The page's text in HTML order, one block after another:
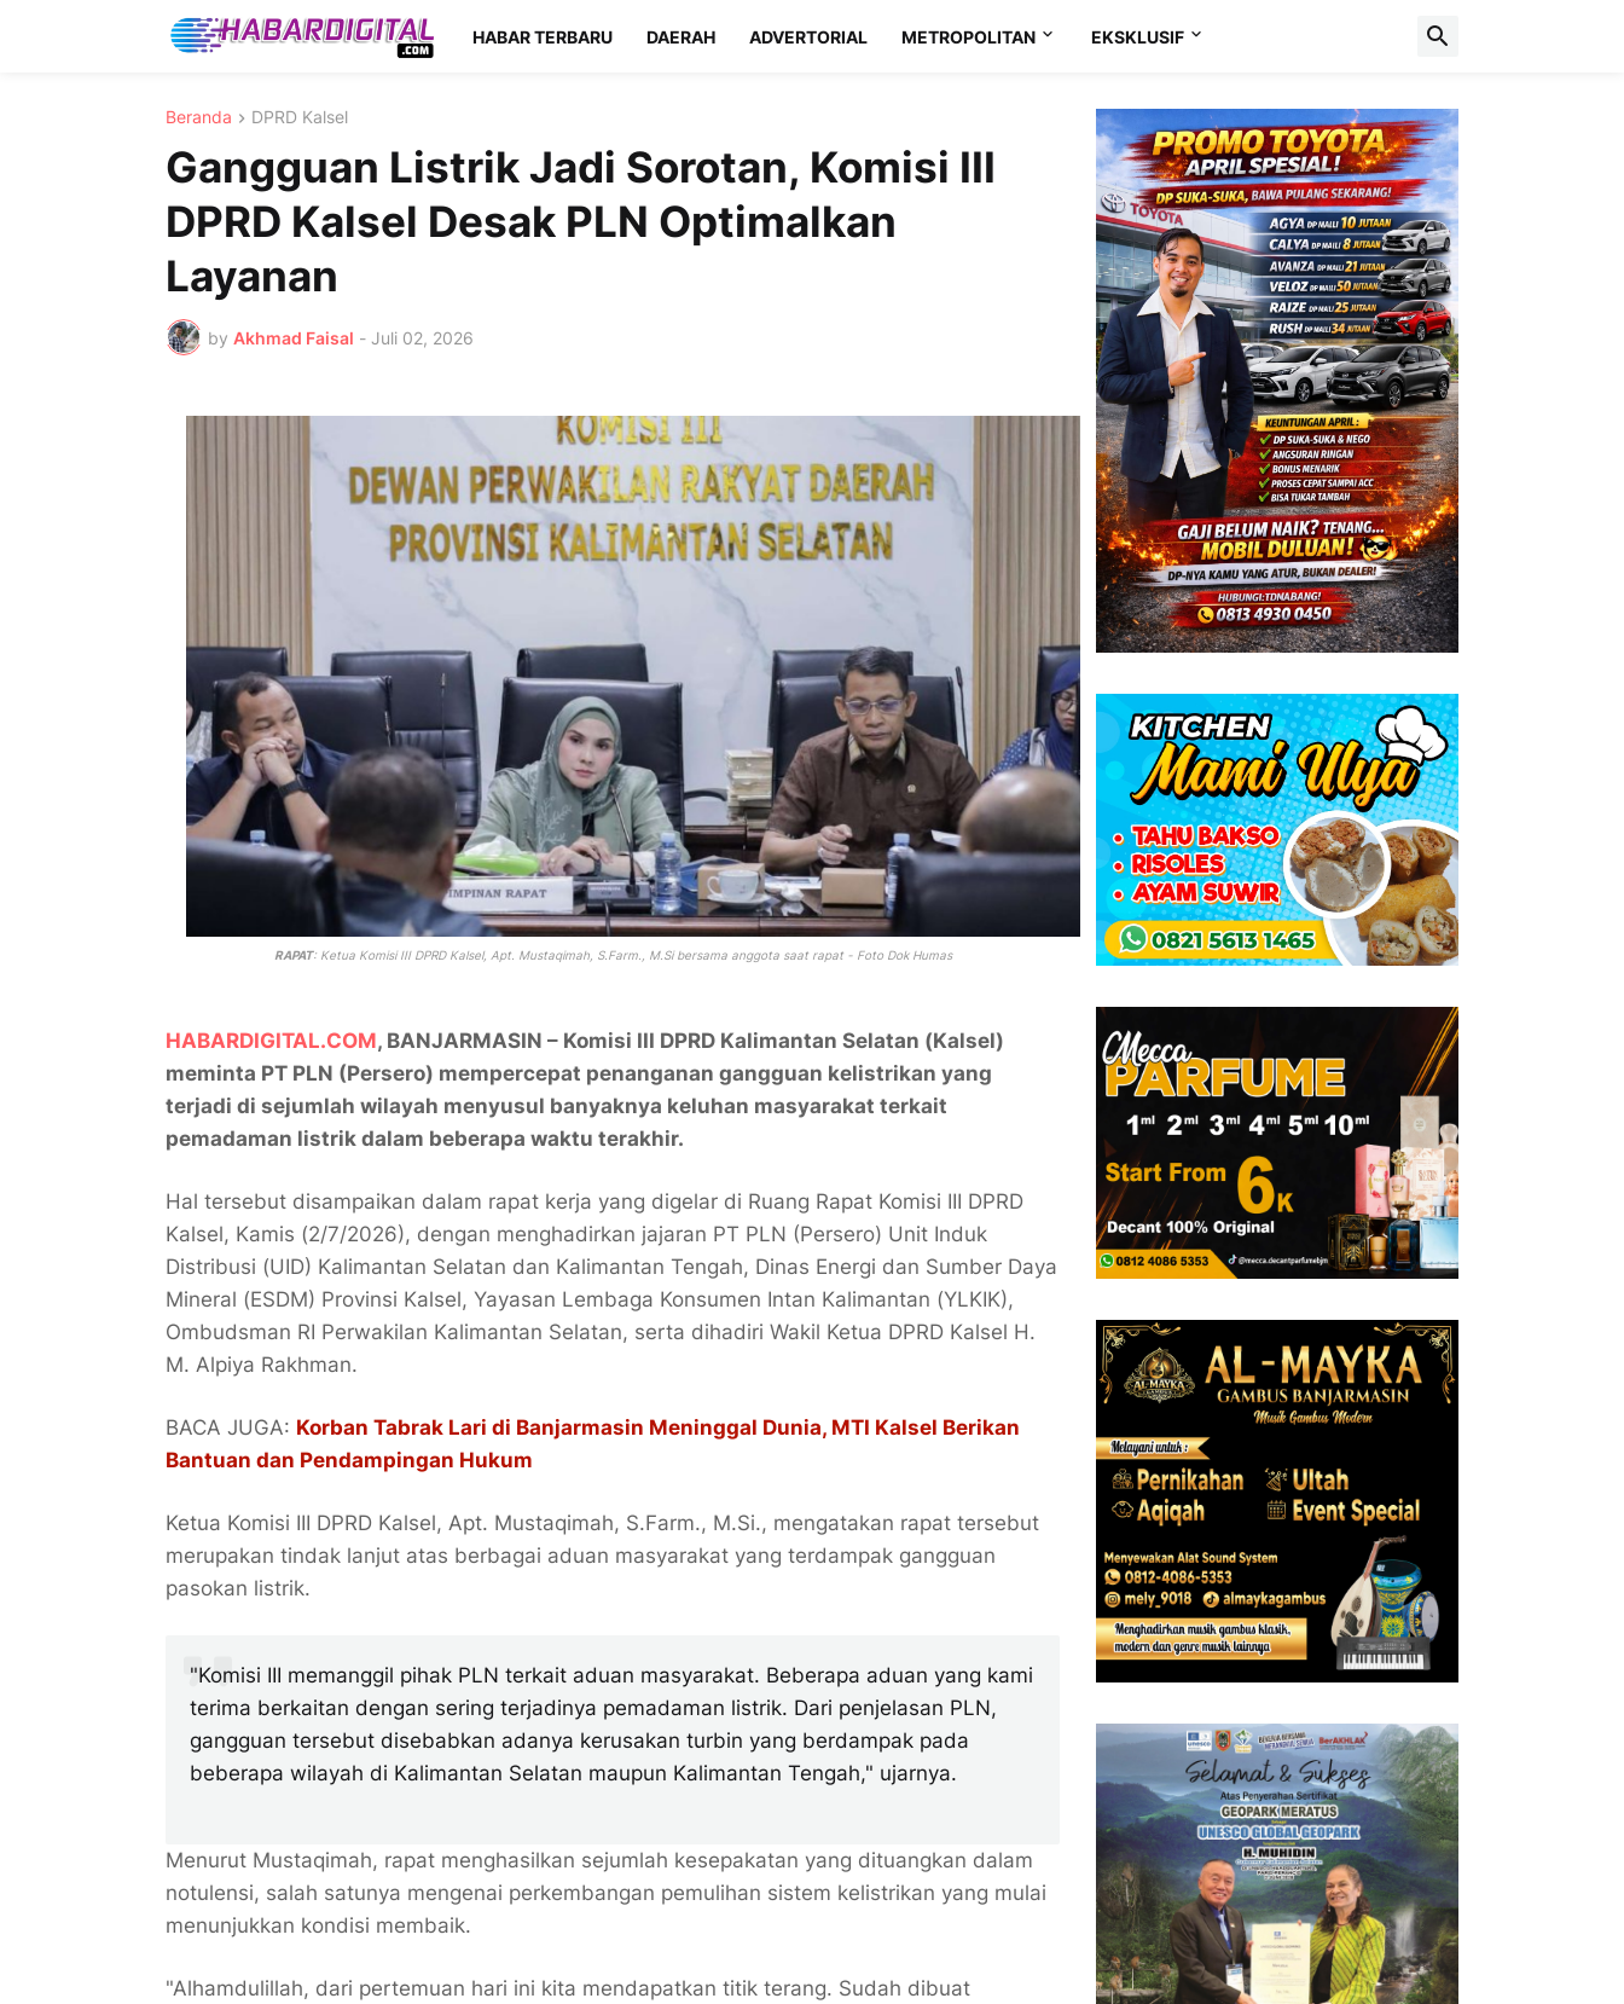
HABAR TERBARU DAERAH ADVERTORIAL METROPOLITAN EKSKLUSIF
Beranda DPRD Kalsel
Gangguan Listrik Jadi Sorotan, Komisi III
DPRD Kalsel Desak PLN Optimalkan
Layanan
by Akhmad Faisal - Juli 02, 2026
RAPAT: Ketua Komisi III DPRD Kalsel, Apt. Mustaqimah, S.Farm., M.Si bersama anggota saat rapat - Foto Dok Humas
HABARDIGITAL.COM, BANJARMASIN – Komisi III DPRD Kalimantan Selatan (Kalsel)
meminta PT PLN (Persero) mempercepat penanganan gangguan kelistrikan yang
terjadi di sejumlah wilayah menyusul banyaknya keluhan masyarakat terkait
pemadaman listrik dalam beberapa waktu terakhir.
Hal tersebut disampaikan dalam rapat kerja yang digelar di Ruang Rapat Komisi III DPRD
Kalsel, Kamis (2/7/2026), dengan menghadirkan jajaran PT PLN (Persero) Unit Induk
Distribusi (UID) Kalimantan Selatan dan Kalimantan Tengah, Dinas Energi dan Sumber Daya
Mineral (ESDM) Provinsi Kalsel, Yayasan Lembaga Konsumen Intan Kalimantan (YLKIK),
Ombudsman RI Perwakilan Kalimantan Selatan, serta dihadiri Wakil Ketua DPRD Kalsel H.
M. Alpiya Rakhman.
BACA JUGA: Korban Tabrak Lari di Banjarmasin Meninggal Dunia, MTI Kalsel Berikan
Bantuan dan Pendampingan Hukum
Ketua Komisi III DPRD Kalsel, Apt. Mustaqimah, S.Farm., M.Si., mengatakan rapat tersebut
merupakan tindak lanjut atas berbagai aduan masyarakat yang terdampak gangguan
pasokan listrik.
"Komisi III memanggil pihak PLN terkait aduan masyarakat. Beberapa aduan yang kami
terima berkaitan dengan sering terjadinya pemadaman listrik. Dari penjelasan PLN,
gangguan tersebut disebabkan adanya kerusakan turbin yang berdampak pada
beberapa wilayah di Kalimantan Selatan maupun Kalimantan Tengah," ujarnya.
Menurut Mustaqimah, rapat menghasilkan sejumlah kesepakatan yang dituangkan dalam
notulensi, salah satunya mengenai perkembangan pemulihan sistem kelistrikan yang mulai
menunjukkan kondisi membaik.
"Alhamdulillah, dari pertemuan hari ini kita mendapatkan titik terang. Sudah dibuat